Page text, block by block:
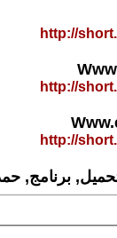
http://
http://
http://